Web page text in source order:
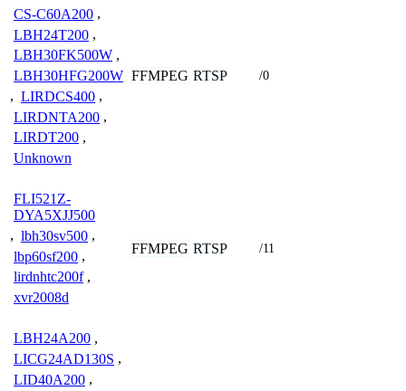
CS-C60A200 ,
LBH24T200 ,
LBH30FK500W ,
LBH30HFG200W
, LIRDCS400 ,
LIRDNTA200 ,
LIRDT200 ,
Unknown
FFMPEG RTSP /0
FLI521Z-
DYA5XJJ500
, lbh30sv500 ,
lbp60sf200 ,
lirdnhtc200f ,
xvr2008d
FFMPEG RTSP /11
LBH24A200 ,
LICG24AD130S ,
LID40A200 ,